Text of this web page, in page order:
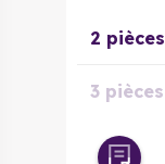
2 pièces
3 pièces
4 pièces